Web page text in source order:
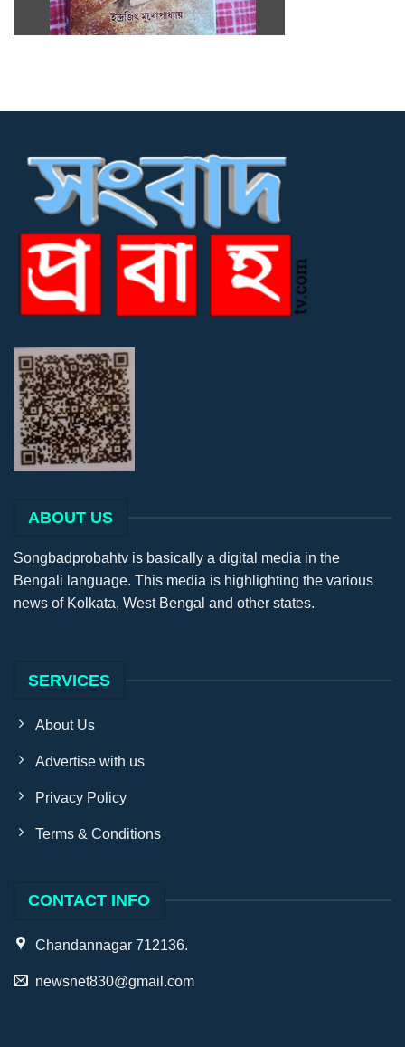
ABOUT US
Songbadprobahtv is basically a digital media in the
Bengali language. This media is highlighting the various
news of Kolkata, West Bengal and other states.
SERVICES
About Us
Advertise with us
Privacy Policy
Terms & Conditions
CONTACT INFO
Chandannagar 712136.
newsnet830@gmail.com